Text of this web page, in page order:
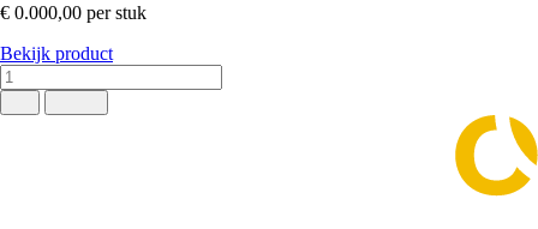
€ 0.000,00 per stuk
Bekijk product